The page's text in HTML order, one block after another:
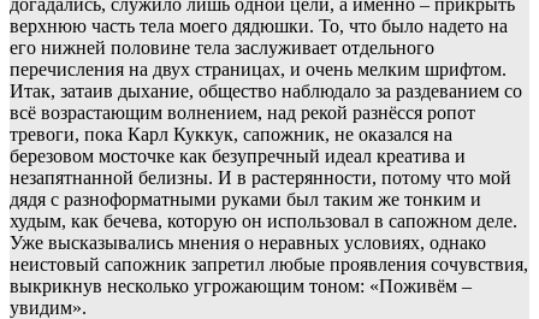
верхнюю часть тела моего дядюшки. То, что было надето на
его нижней половине тела заслуживает отдельного
перечисления на двух страницах, и очень мелким шрифтом.
Итак, затаив дыхание, общество наблюдало за раздеванием со
всё возрастающим волнением, над рекой разнёсся ропот
тревоги, пока Карл Куккук, сапожник, не оказался на
березовом мосточке как безупречный идеал креатива и
незапятнанной белизны. И в растерянности, потому что мой
дядя с разноформатными руками был таким же тонким и
худым, как бечева, которую он использовал в сапожном деле.
Уже высказывались мнения о неравных условиях, однако
неистовый сапожник запретил любые проявления сочувствия,
выкрикнув несколько угрожающим тоном: «Поживём –
увидим».